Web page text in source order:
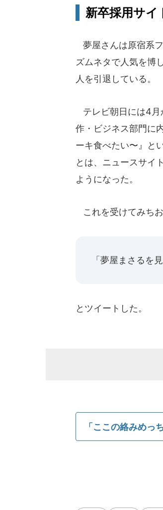
新卒採用サイ
夢屋さんは原宿系
ズムネタで人気を博
人を引退している。
テレビ朝日には4月
作・ビジネス部門に
ーキ食べたい〜』と
とは、ニュースサイ
ようになった。
これを受けてみちお
「夢屋まさるを
とツイートした。
「ここの絡みめっ